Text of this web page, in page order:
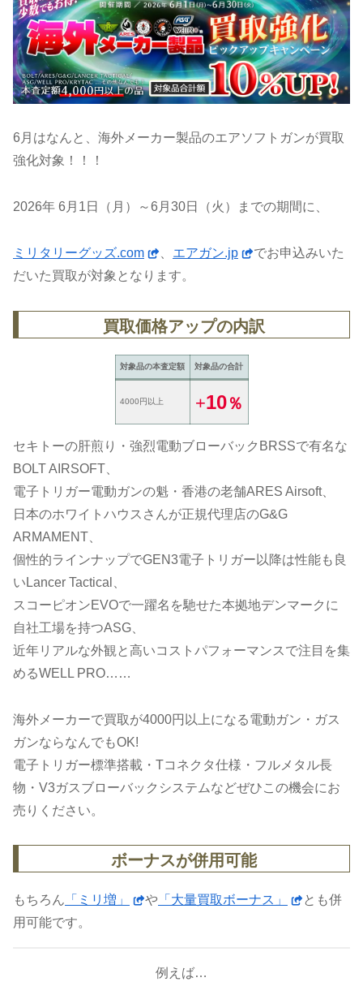
6月はなんと、海外メーカー製品のエアソフトガンが買取
強化対象！！！
2026年 6月1日（月）～6月30日（火）までの期間に、
ミリタリーグッズ.com エアガン.jp
でお申込みいた
だいた買取が対象となります。
買取価格アップの内訳
対象品の本査定額 対象品の合計
4000円以上 +10％
セキトーの肝煎り・強烈電動ブローバックBRSSで有名な
BOLT AIRSOFT、
電子トリガー電動ガンの魁・香港の老舗ARES Airsoft、
日本のホワイトハウスさんが正規代理店のG&G
ARMAMENT、
個性的ラインナップでGEN3電子トリガー以降は性能も良
いLancer Tactical、
スコーピオンEVOで一躍名を馳せた本拠地デンマークに
自社工場を持つASG、
近年リアルな外観と高いコストパフォーマンスで注目を集
めるWELL PRO……
海外メーカーで買取が4000円以上になる電動ガン・ガス
ガンならなんでもOK!
電子トリガー標準搭載・Tコネクタ仕様・フルメタル長
物・V3ガスブローバックシステムなどぜひこの機会にお
売りください。
ボーナスが併用可能
もちろん 「ミリ増」 や 「大量買取ボーナス」
とも併
用可能です。
例えば…